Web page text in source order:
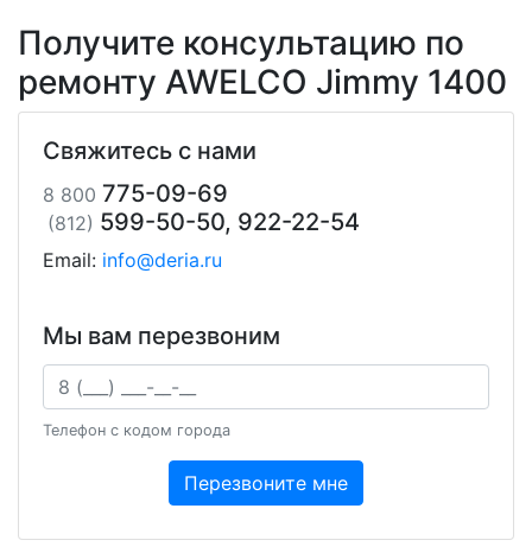
Получите консультацию по
ремонту AWELCO Jimmy 1400
Свяжитесь с нами
8 800 775-09-69
(812) 599-50-50, 922-22-54
Email: info@deria.ru
Мы вам перезвоним
Ваш телефон
Телефон с кодом города
Перезвоните мне